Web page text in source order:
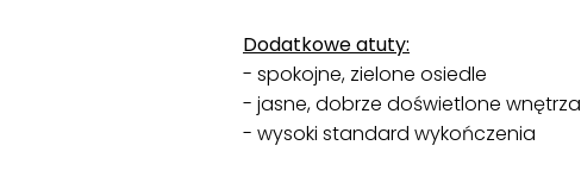
Dodatkowe atuty:
- spokojne, zielone osiedle
- jasne, dobrze doświetlone wnętrza
- wysoki standard wykończenia